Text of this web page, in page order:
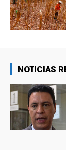
NOTICIAS